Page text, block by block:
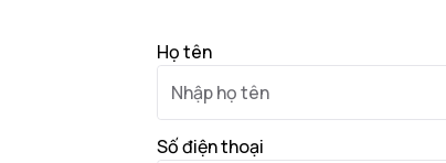
Họ tên
Số điện thoại